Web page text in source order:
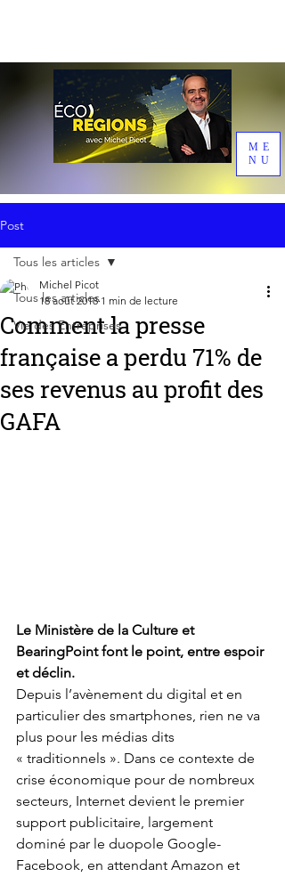
ME
NU
Post
Tous les articles
Vie des Entreprises
Tous les articles
Comment la presse
française a perdu 71% de
ses revenus au profit des
GAFA
Michel Picot
18 août 2018 1 min de lecture
Le Ministère de la Culture et
BearingPoint font le point, entre espoir
et déclin.
Depuis l’avènement du digital et en
particulier des smartphones, rien ne va
plus pour les médias dits
« traditionnels ». Dans ce contexte de
crise économique pour de nombreux
secteurs, Internet devient le premier
support publicitaire, largement
dominé par le duopole Google-
Facebook, en attendant Amazon et